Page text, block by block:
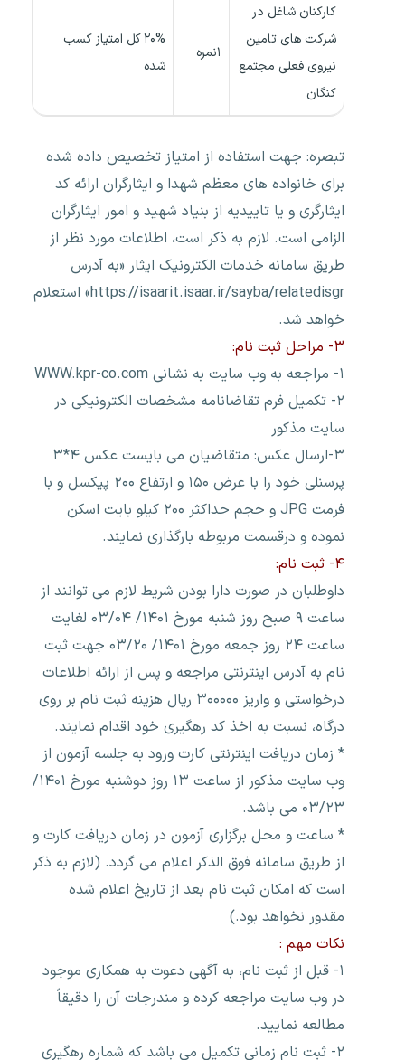
کارکنان شاغل در
شرکت های تامین
نیروی فعلی مجتمع
کنگان
۱نمره
۲۰% کل امتیاز کسب
شده
تبصره: جهت استفاده از امتیاز تخصیص داده شده
برای خانواده های معظم شهدا و ایثارگران ارائه کد
ایثارگری و یا تاییدیه از بنیاد شهید و امور ایثارگران
الزامی است. لازم به ذکر است، اطلاعات مورد نظر از
طریق سامانه خدمات الکترونیک ایثار «به آدرس
https://isaarit.isaar.ir/sayba/relatedisgr» استعلام
خواهد شد.
۳- مراحل ثبت نام:
۱- مراجعه به وب سایت به نشانی WWW.kpr-co.com
۲- تکمیل فرم تقاضانامه مشخصات الکترونیکی در
سایت مذکور
۳-ارسال عکس: متقاضیان می بایست عکس ۴*۳
پرسنلی خود را با عرض ۱۵۰ و ارتفاع ۲۰۰ پیکسل و با
فرمت JPG و حجم حداکثر ۲۰۰ کیلو بایت اسکن
نموده و درقسمت مربوطه بارگذاری نمایند.
۴- ثبت نام:
داوطلبان در صورت دارا بودن شریط لازم می توانند از
ساعت ۹ صبح روز شنبه مورخ ۱۴۰۱/ ۰۳/۰۴ لغایت
ساعت ۲۴ روز جمعه مورخ ۱۴۰۱/ ۰۳/۲۰ جهت ثبت
نام به آدرس اینترنتی مراجعه و پس از ارائه اطلاعات
درخواستی و واریز ۳۰۰۰۰۰ ریال هزینه ثبت نام بر روی
درگاه، نسبت به اخذ کد رهگیری خود اقدام نمایند.
* زمان دریافت اینترنتی کارت ورود به جلسه آزمون از
وب سایت مذکور از ساعت ۱۳ روز دوشنبه مورخ ۱۴۰۱/
۰۳/۲۳ می باشد.
* ساعت و محل برگزاری آزمون در زمان دریافت کارت و
از طریق سامانه فوق الذکر اعلام می گردد. (لازم به ذکر
است که امکان ثبت نام بعد از تاریخ اعلام شده
مقدور نخواهد بود.)
نکات مهم :
۱- قبل از ثبت نام، به آگهی دعوت به همکاری موجود
در وب سایت مراجعه کرده و مندرجات آن را دقیقاً
مطالعه نمایید.
۲- ثبت نام زمانی تکمیل می باشد که شماره رهگیری